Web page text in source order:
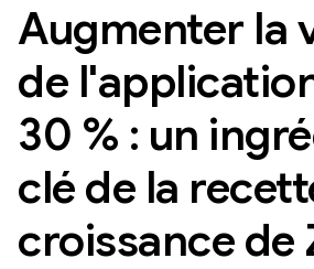
Augmenter la
de
30 % : un
clé de la
croissance de